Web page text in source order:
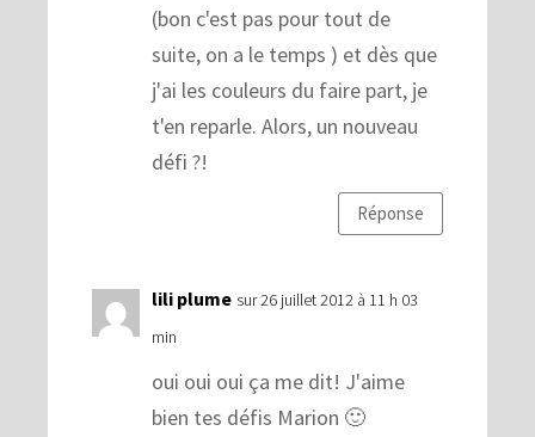
(bon c'est pas pour tout de
suite, on a le temps ) et dès que
j'ai les couleurs du faire part, je
t'en reparle. Alors, un nouveau
défi ?!
Réponse
lili plume sur 26 juillet 2012 à 11 h 03
min
oui oui oui ça me dit! J'aime
bien tes défis Marion 🙂